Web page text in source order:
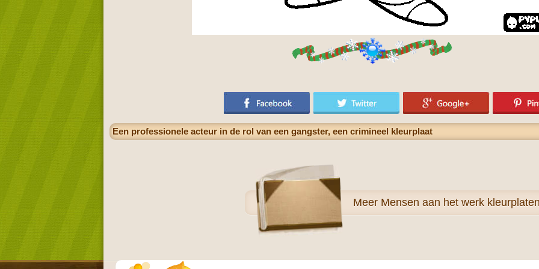
Een professionele acteur in de rol van een gangster, een crimineel kleurplaat
Meer Mensen aan het werk